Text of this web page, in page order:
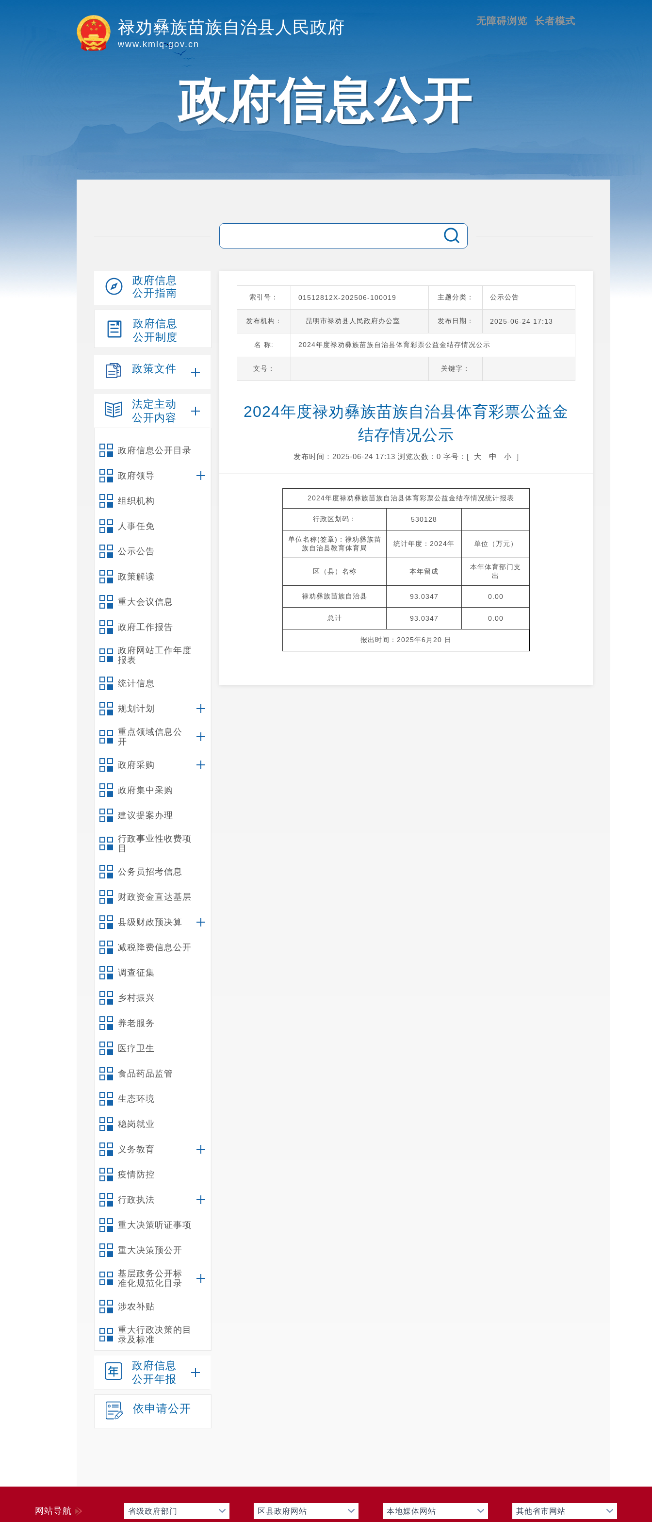
禄劝彝族苗族自治县人民政府
www.kmlq.gov.cn
长者模式
无障碍浏览
政府信息公开
政府信息
公开指南
政府信息
公开制度
政策文件
法定主动
公开内容
政府信息公开目录
政府领导
组织机构
人事任免
公示公告
政策解读
重大会议信息
政府工作报告
政府网站工作年度
报表
统计信息
规划计划
重点领域信息公
开
政府采购
政府集中采购
建议提案办理
行政事业性收费项
目
公务员招考信息
财政资金直达基层
县级财政预决算
减税降费信息公开
调查征集
乡村振兴
养老服务
医疗卫生
食品药品监管
生态环境
稳岗就业
义务教育
疫情防控
行政执法
重大决策听证事项
重大决策预公开
基层政务公开标
准化规范化目录
涉农补贴
重大行政决策的目
录及标准
政府信息
公开年报
依申请公开
索引号： 01512812X-202506-100019 主题分类： 公示公告
发布机构： 昆明市禄劝县人民政府办公室 发布日期： 2025-06-24 17:13
名 称: 2024年度禄劝彝族苗族自治县体育彩票公益金结存情况公示
文号： 关键字：
2024年度禄劝彝族苗族自治县体育彩票公益金
结存情况公示
发布时间：2025-06-24 17:13 浏览次数：0 字号：[ 大 中 小 ]
2024年度禄劝彝族苗族自治县体育彩票公益金结存情况统计报表
行政区划码： 530128
单位名称(签章)：禄劝彝族苗
族自治县教育体育局
统计年度：2024年 单位（万元）
区（县）名称 本年留成
本年体育部门支
出
禄劝彝族苗族自治县 93.0347 0.00
总计 93.0347 0.00
报出时间：2025年6月20 日
网站导航 省级政府部门 区县政府网站 本地媒体网站 其他省市网站